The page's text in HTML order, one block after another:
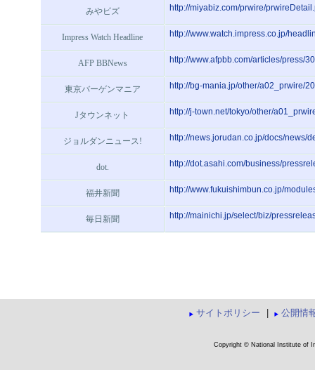
みやビズ http://miyabiz.com/prwire/
Impress Watch Headline http://www.watch.impress.co.jp/
AFP BBNews http://www.afpbb.com/articles/press/
東京バーゲンマニア http://bg-mania.jp/other/a02_prwire/
Jタウンネット http://j-town.net/tokyo/other/
ジョルダンニュース! http://news.jorudan.co.jp/docs/news/
dot. http://dot.asahi.com/business/
福井新聞 http://www.fukuishimbun.co.jp/
毎日新聞 http://mainichi.jp/select/biz/
サイトポリシー 公開情
Copyright © National Institute of